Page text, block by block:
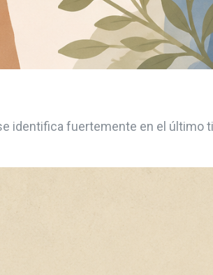
identifica fuertemente en el último